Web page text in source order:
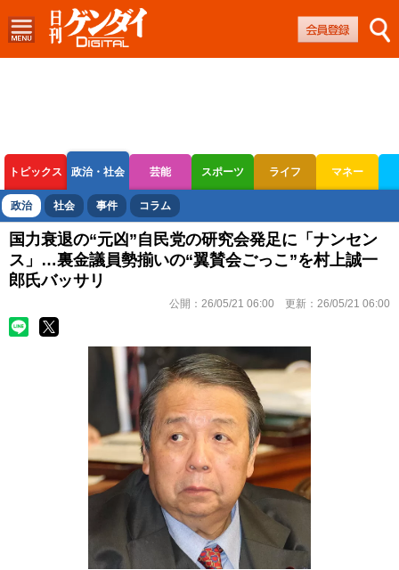
トピックス 政治・社会 芸能 スポーツ ライフ マネー
ボートレース 競輪 オートレース
政治 社会 事件 コラム
国力衰退の“元凶”自民党の研究会発足に「ナンセン
ス」…裏金議員勢揃いの“翼賛会ごっこ”を村上誠一
郎氏バッサリ
公開： 26/05/21 06:00 更新： 26/05/21 06:00